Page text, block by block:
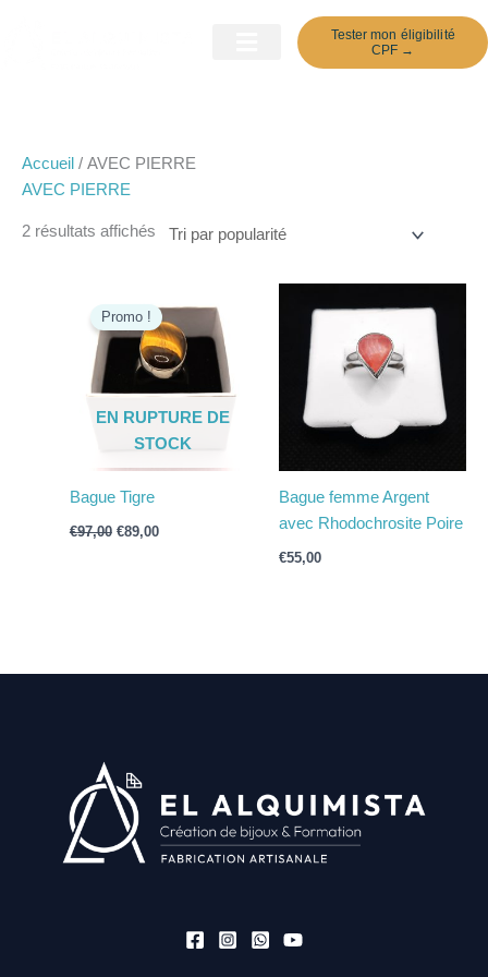
Tester mon éligibilité
CPF →
Accueil / AVEC PIERRE
AVEC PIERRE
2 résultats affichés
EN RUPTURE DE
STOCK
Promo !
Bague Tigre
€97,00
initial
était :
€97,00.
€89,00
prix
actuel
est :
€89,00.
Bague femme Argent
avec Rhodochrosite Poire
€55,00